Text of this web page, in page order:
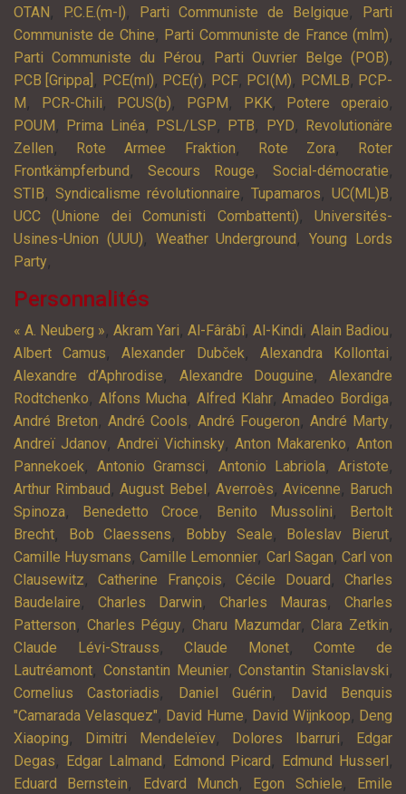
OTAN, P.C.E.(m-l), Parti Communiste de Belgique, Parti
Communiste de Chine, Parti Communiste de France (mlm),
Parti Communiste du Pérou, Parti Ouvrier Belge (POB),
PCB [Grippa] , PCE(ml), PCE(r), PCF, PCI(M), PCMLB, PCP-
M, PCR-Chili, PCUS(b), PGPM, PKK, Potere operaio,
POUM, Prima Linéa, PSL/LSP, PTB, PYD, Revolutionäre
Zellen, Rote Armee Fraktion, Rote Zora, Roter
Frontkämpferbund, Secours Rouge, Social-démocratie,
STIB, Syndicalisme révolutionnaire, Tupamaros, UC(ML)B,
UCC (Unione dei Comunisti Combattenti),Universités-
Usines-Union (UUU), Weather Underground,Young Lords
Party,
Personnalités
« A. Neuberg », Akram Yari, Al-Fârâbî, Al-Kindi, Alain Badiou,
Albert Camus,Alexander Dubček, Alexandra Kollontai,
Alexandre d’Aphrodise, Alexandre Douguine, Alexandre
Rodtchenko, Alfons Mucha,Alfred Klahr,Amadeo Bordiga,
André Breton, André Cools, André Fougeron, André Marty,
Andreï Jdanov, Andreï Vichinsky, Anton Makarenko, Anton
Pannekoek,Antonio Gramsci, Antonio Labriola,Aristote,
Arthur Rimbaud,August Bebel, Averroès, Avicenne, Baruch
Spinoza, Benedetto Croce, Benito Mussolini, Bertolt
Brecht, Bob Claessens, Bobby Seale, Boleslav Bierut,
Camille Huysmans,Camille Lemonnier, Carl Sagan, Carl von
Clausewitz,Catherine François,Cécile Douard,Charles
Baudelaire, Charles Darwin, Charles Mauras, Charles
Patterson, Charles Péguy,Charu Mazumdar,Clara Zetkin,
Claude Lévi-Strauss,Claude Monet,Comte de
Lautréamont, Constantin Meunier,Constantin Stanislavski,
Cornelius Castoriadis, Daniel Guérin, David Benquis
"Camarada Velasquez", David Hume, David Wijnkoop, Deng
Xiaoping, Dimitri Mendeleïev, Dolores Ibarruri, Edgar
Degas, Edgar Lalmand, Edmond Picard, Edmund Husserl,
Eduard Bernstein, Edvard Munch, Egon Schiele, Emile